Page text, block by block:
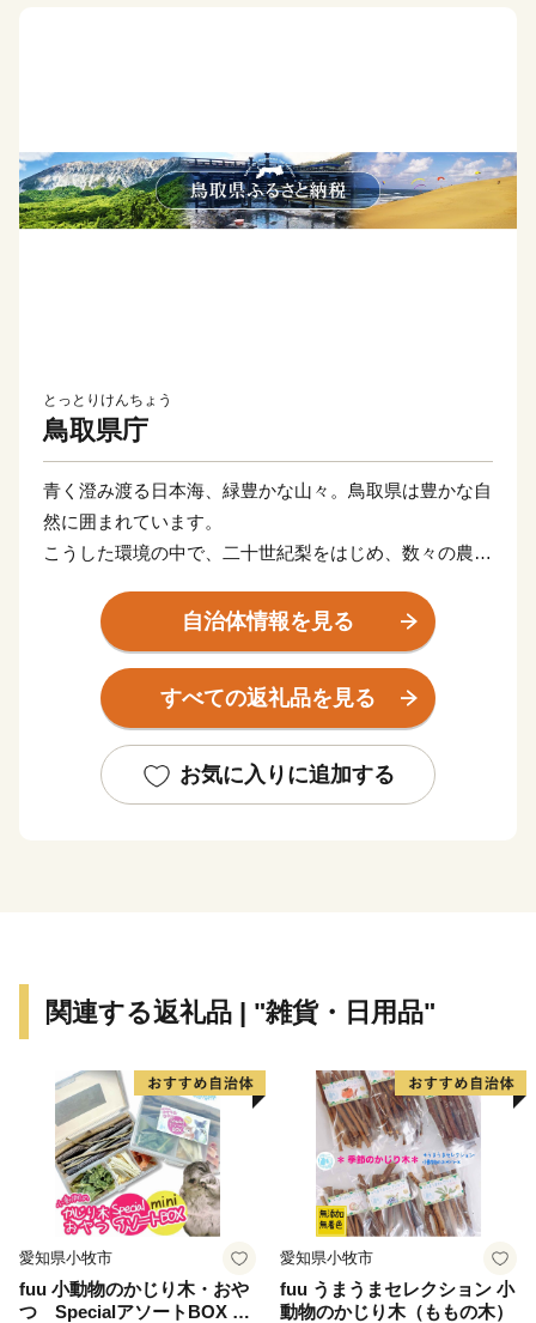
とっとりけんちょう
鳥取県庁
青く澄み渡る日本海、緑豊かな山々。鳥取県は豊かな自
然に囲まれています。
こうした環境の中で、二十世紀梨をはじめ、数々の農産
自然との共生が、氷温技術など独自の新技術を生み、付
加価値の高い産業を支えています。
そして文化の香り高い風土の中で、新しい時代を担う人
材が育っています。
交流があり、環日本海時代の拠点づくりを進めていま
ださい。
～鳥取県での子育てに関する情報～
教育だより「とっとり夢ひろば！」の最新号はこちらか
ら。
https://www.pref.tottori.lg.jp/yumehiroba/
～鳥取県への移住定住にご興味のある方～
移住応援制度についての情報はこちらから。
https://furusato.tori-info.co.jp/iju/support/system/
自治体情報を見る
すべての返礼品を見る
お気に入りに追加する
関連する返礼品 | "雑貨・日用品"
愛知県小牧市
fuu 小動物のかじり木・おや
つ SpecialアソートBOX mi
愛知県小牧市
fuu うまうまセレクション 小
動物のかじり木（ももの木）